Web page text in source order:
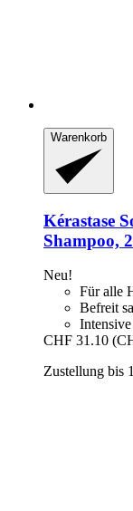
Warenkorb
Kérastase
Shampoo,
Neu!
Für alle
Befreit
CHF 31.10
Zustellung bis